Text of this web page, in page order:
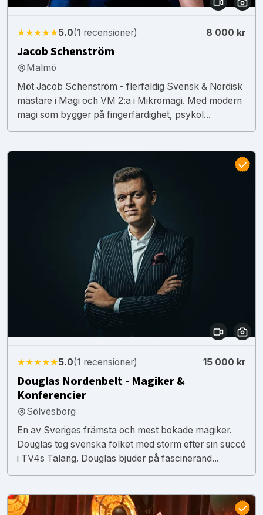
★★★★★5.0(1 recensioner) 8 000 kr
Jacob Schenström
Malmö
Möt Jacob Schenström - flerfaldig Svensk & Nordisk
mästare i Magi och VM 2:a i Mikromagi. Med modern
magi som bygger på fingerfärdighet, psykol...
★★★★★5.0(1 recensioner) 15 000 kr
Douglas Nordenbelt - Magiker &
Konferencier
Sölvesborg
En av Sveriges främsta och mest bokade magiker.
Douglas tog svenska folket med storm efter sin succé
i TV4s Talang. Douglas bjuder på fascinerand...